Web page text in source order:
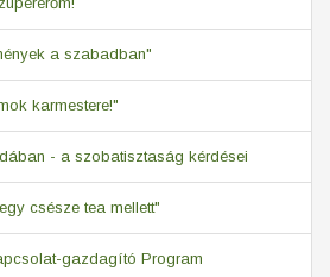
a szabadban"
karmestere!"
- a szobatisztaság kérdései
csésze tea mellett"
gazdagító Program